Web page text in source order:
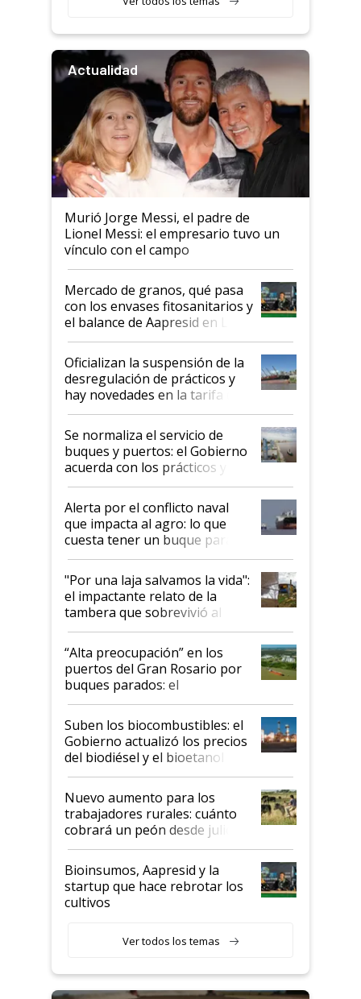
Actualidad
Murió Jorge Messi, el padre de
Lionel Messi: el empresario tuvo un
vínculo con el campo
Mercado de granos, qué pasa
con los envases fitosanitarios y
el balance de Aapresid en La
Posta
Oficializan la suspensión de la
desregulación de prácticos y
hay novedades en la tarifa de
la hidrovía
Se normaliza el servicio de
buques y puertos: el Gobierno
acuerda con los prácticos y
suspende el decreto de
desregulación
Alerta por el conflicto naval
que impacta al agro: lo que
cuesta tener un buque parado
y el peligro de que Argentina
pase a ser "país sucio"
"Por una laja salvamos la vida":
el impactante relato de la
tambera que sobrevivió al
tornado
“Alta preocupación” en los
puertos del Gran Rosario por
buques parados: el
funcionamiento de las
exportadoras en tensión tras
la medida de fuerza de los
prácticos
Suben los biocombustibles: el
Gobierno actualizó los precios
del biodiésel y el bioetanol
Nuevo aumento para los
trabajadores rurales: cuánto
cobrará un peón desde julio
Bioinsumos, Aapresid y la
startup que hace rebrotar los
cultivos
Ver todos los temas